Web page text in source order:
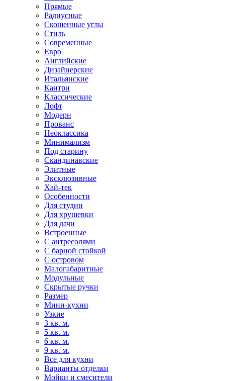
Прямые
Радиусные
Скошенные углы
Стиль
Современные
Евро
Английские
Дизайнерские
Итальянские
Кантри
Классические
Лофт
Модерн
Прованс
Неоклассика
Минимализм
Под старину
Скандинавские
Элитные
Эксклюзивные
Хай-тек
Особенности
Для студии
Для хрущевки
Для дачи
Встроенные
С антресолями
С барной стойкой
С островом
Малогабаритные
Модульные
Скрытые ручки
Размер
Мини-кухни
Узкие
3 кв. м.
5 кв. м.
6 кв. м.
9 кв. м.
Все для кухни
Варианты отделки
Мойки и смесители